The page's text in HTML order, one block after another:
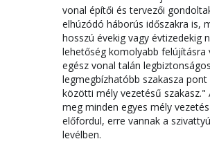
vonal építői és tervezői
elhúzódó háborús időszakra is,
hosszú évekig vagy évtizedekig
lehetőség komolyabb felújításra
egész vonal talán
legmegbízhatóbb szakasza
közötti mély vezetésű szakasz."
meg minden egyes mély
előfordul, erre vannak a
levélben.